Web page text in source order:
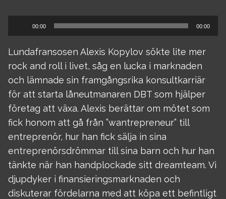
Ljudspelare
00:00 00:00
Lundafransosen Alexis Kopylov sökte lite mer
rock and roll i livet, såg en lucka i marknaden
och lämnade sin framgångsrika konsultkarriär
för att starta låneutmanaren DBT som hjälper
företag att växa. Alexis berättar om mötet som
fick honom att gå från ”wantrepreneur” till
entreprenör, hur han fick sälja in sina
entreprenörsdrömmar till sina barn och hur han
tänkte när han handplockade sitt dreamteam. Vi
djupdyker i finansieringsmarknaden och
diskuterar fördelarna med att köpa ett befintligt